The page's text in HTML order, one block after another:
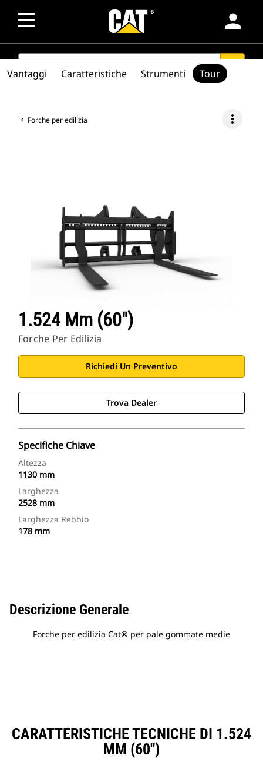
person
SEARCH search
Forche per edilizia more_vert
1.524 Mm (60")
Forche Per Edilizia
Richiedi Un Preventivo
Trova Dealer
Specifiche Chiave
Altezza
1130 mm
Larghezza
2528 mm
Larghezza Rebbio
178 mm
Vantaggi Caratteristiche Strumenti Tour
Descrizione Generale
Forche per edilizia Cat® per pale gommate medie
CARATTERISTICHE TECNICHE DI 1.524
MM (60")